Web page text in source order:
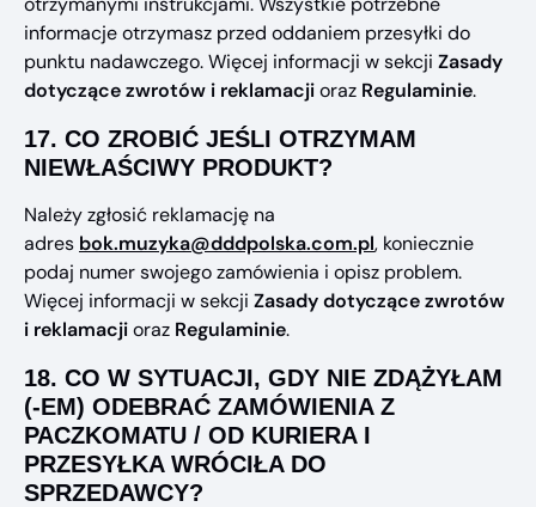
informacje otrzymasz przed oddaniem przesyłki do
punktu nadawczego. Więcej informacji w sekcji Zasady
dotyczące zwrotów i reklamacjioraz Regulaminie.
17. CO ZROBIĆ JEŚLI OTRZYMAM
NIEWŁAŚCIWY PRODUKT?
Należy zgłosić reklamację na
adres bok.muzyka@dddpolska.com.pl, koniecznie
podaj numer swojego zamówienia i opisz problem.
Więcej informacji w sekcji Zasady dotyczące zwrotów
i reklamacjioraz Regulaminie.
18. CO W SYTUACJI, GDY NIE ZDĄŻYŁAM
(-EM) ODEBRAĆ ZAMÓWIENIA Z
PACZKOMATU / OD KURIERA I
PRZESYŁKA WRÓCIŁA DO
SPRZEDAWCY?